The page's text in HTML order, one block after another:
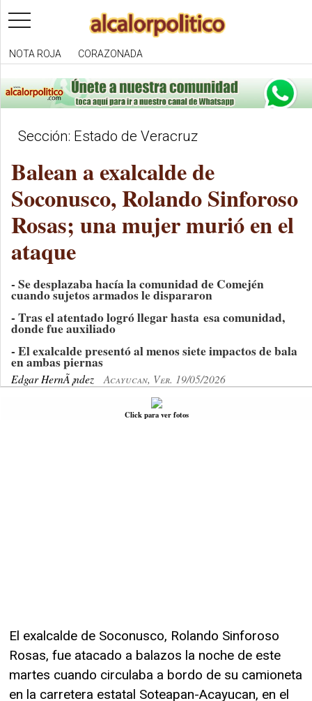
toggle
navigation
NOTA ROJA CORAZONADA
Sección: Estado de Veracruz
Balean a exalcalde de
Soconusco, Rolando Sinforoso
Rosas; una mujer murió en el
ataque
- Se desplazaba hacía la comunidad de Comején
cuando sujetos armados le dispararon
- Tras el atentado logró llegar hasta esa comunidad,
donde fue auxiliado
- El exalcalde presentó al menos siete impactos de bala
en ambas piernas
Edgar HernÃ¡ndez Acayucan, Ver. 19/05/2026
Click para ver fotos
El exalcalde de Soconusco, Rolando Sinforoso
Rosas, fue atacado a balazos la noche de este
martes cuando circulaba a bordo de su camioneta
en la carretera estatal Soteapan-Acayucan, en el